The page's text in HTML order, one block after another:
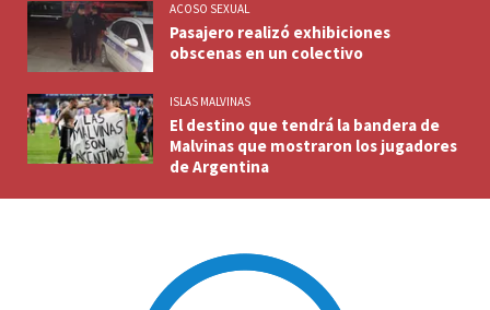
ACOSO SEXUAL
Pasajero realizó exhibiciones
obscenas en un colectivo
ISLAS MALVINAS
El destino que tendrá la bandera de
Malvinas que mostraron los jugadores
de Argentina